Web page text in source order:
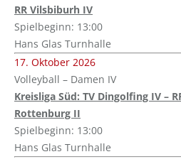
RR Vilsbiburh IV
Spielbeginn: 13:00
Hans Glas Turnhalle
17. Oktober 2026
Volleyball – Damen IV
Kreisliga Süd: TV Dingolfing IV –
Rottenburg II
Spielbeginn: 13:00
Hans Glas Turnhalle